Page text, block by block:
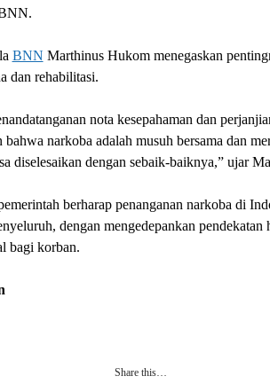
BNN Marthinus Hukom menegaskan
dan rehabilitasi.
nota kesepahaman dan
bahwa narkoba adalah musuh bersama dan
diselesaikan dengan sebaik-baiknya,” ujar
berharap penanganan narkoba di
dengan mengedepankan pendekatan
bagi korban.
Share this…